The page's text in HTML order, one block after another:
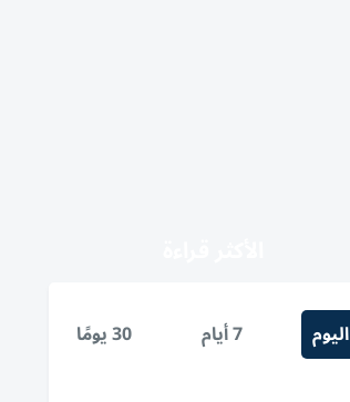
اليوم 7 أيام 30 يومًا